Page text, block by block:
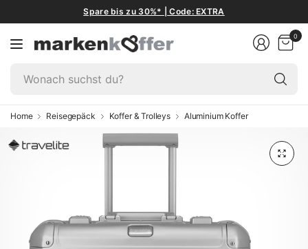
Spare bis zu 30%* | Code: EXTRA
0
Home Reisegepäck Koffer & Trolleys Aluminium Koffer